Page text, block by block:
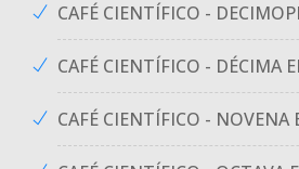
CAFÉ CIENTÍFICO -
CAFÉ CIENTÍFICO - DÉCIMA
CAFÉ CIENTÍFICO - NOVENA